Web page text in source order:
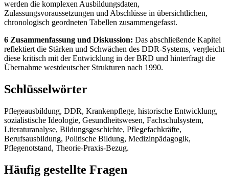
werden die komplexen Ausbildungsdaten,
Zulassungsvoraussetzungen und Abschlüsse in übersichtlichen,
chronologisch geordneten Tabellen zusammengefasst.
6 Zusammenfassung und Diskussion: Das abschließende Kapitel
reflektiert die Stärken und Schwächen des DDR-Systems, vergleicht
diese kritisch mit der Entwicklung in der BRD und hinterfragt die
Übernahme westdeutscher Strukturen nach 1990.
Schlüsselwörter
Pflegeausbildung, DDR, Krankenpflege, historische Entwicklung,
sozialistische Ideologie, Gesundheitswesen, Fachschulsystem,
Literaturanalyse, Bildungsgeschichte, Pflegefachkräfte,
Berufsausbildung, Politische Bildung, Medizinpädagogik,
Pflegenotstand, Theorie-Praxis-Bezug.
Häufig gestellte Fragen